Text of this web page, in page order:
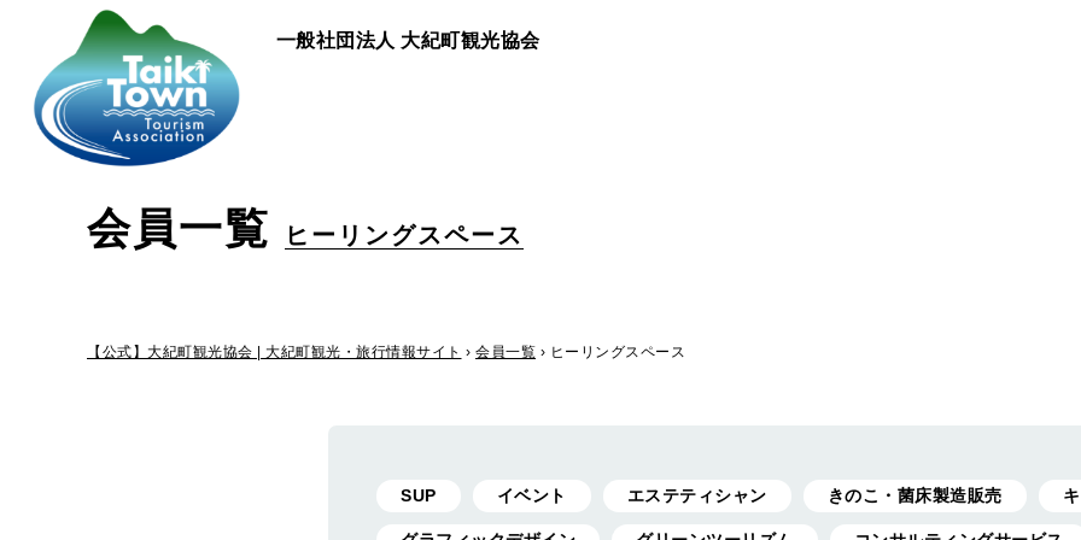
一般社団法人 大紀町観光協会
会員一覧 ヒーリングスペース
【公式】大紀町観光協会 | 大紀町観光・旅行情報サイト › 会員一覧 › ヒーリングスペース
SUP イベント エステティシャン きのこ・菌床製造販売